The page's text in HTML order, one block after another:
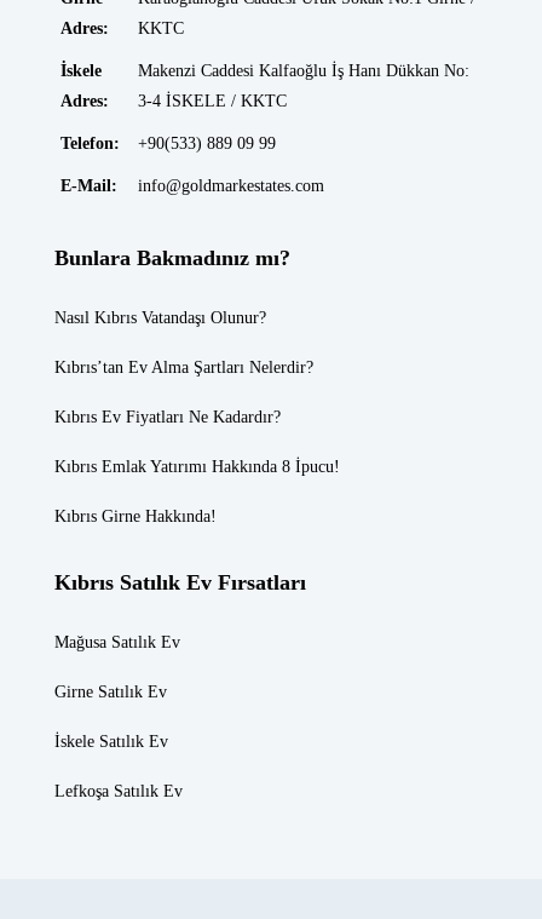
Adres:
KKTC
İskele
Adres:
Makenzi Caddesi Kalfaoğlu İş Hanı Dükkan No:
3-4 İSKELE / KKTC
Telefon: +90(533) 889 09 99
E-Mail: info@goldmarkestates.com
Bunlara Bakmadınız mı?
Nasıl Kıbrıs Vatandaşı Olunur?
Kıbrıs’tan Ev Alma Şartları Nelerdir?
Kıbrıs Ev Fiyatları Ne Kadardır?
Kıbrıs Emlak Yatırımı Hakkında 8 İpucu!
Kıbrıs Girne Hakkında!
Kıbrıs Satılık Ev Fırsatları
Mağusa Satılık Ev
Girne Satılık Ev
İskele Satılık Ev
Lefkoşa Satılık Ev